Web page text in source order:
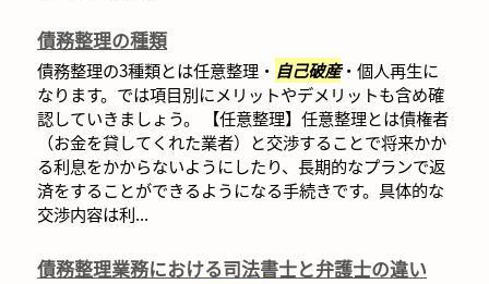
債務整理の種類
債務整理の3種類とは任意整理・ 自己破産・個人再生に
なります。では項目別にメリットやデメリットも含め確
認していきましょう。 【任意整理】任意整理とは債権者
（お金を貸してくれた業者）と交渉することで将来かか
る利息をかからないようにしたり、長期的なプランで返
済をすることができるようになる手続きです。具体的な
交渉内容は利...
債務整理業務における司法書士と弁護士の違い